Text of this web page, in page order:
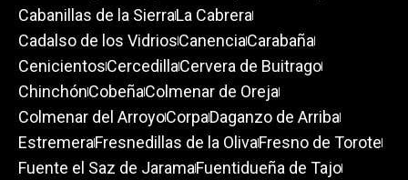
Cabanillas de la SierraLa Cabrera
Cadalso de los VidriosCanenciaCarabaña
CenicientosCercedillaCervera de Buitrago
ChinchónCobeñaColmenar de Oreja
Colmenar del ArroyoCorpaDaganzo de Arriba
EstremeraFresnedillas de la OlivaFresno de Torote
Fuente el Saz de JaramaFuentidueña de Tajo